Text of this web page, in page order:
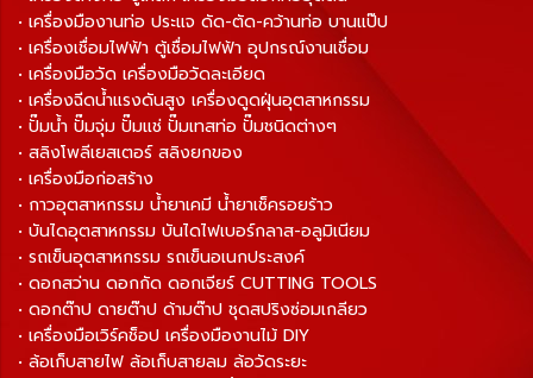
• เครื่องมืองานท่อ ประแจ ดัด-ตัด-คว้านท่อ บานแป๊ป
• เครื่องเชื่อมไฟฟ้า ตู้เชื่อมไฟฟ้า อุปกรณ์งานเชื่อม
• เครื่องมือวัด เครื่องมือวัดละเอียด
• เครื่องฉีดน้ำแรงดันสูง เครื่องดูดฝุ่นอุตสาหกรรม
• ปั๊มน้ำ ปั๊มจุ่ม ปั๊มแช่ ปั๊มเทสท่อ ปั๊มชนิดต่างๆ
• สลิงโพลีเยสเตอร์ สลิงยกของ
• เครื่องมือก่อสร้าง
• กาวอุตสาหกรรม น้ำยาเคมี น้ำยาเช็ครอยร้าว
• บันไดอุตสาหกรรม บันไดไฟเบอร์กลาส-อลูมิเนียม
• รถเข็นอุตสาหกรรม รถเข็นอเนกประสงค์
• ดอกสว่าน ดอกกัด ดอกเจียร์ CUTTING TOOLS
• ดอกต๊าป ดายต๊าป ด้ามต๊าป ชุดสปริงซ่อมเกลียว
• เครื่องมือเวิร์คช็อป เครื่องมืองานไม้ DIY
• ล้อเก็บสายไฟ ล้อเก็บสายลม ล้อวัดระยะ